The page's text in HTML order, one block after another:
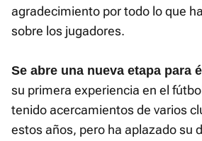
agradecimiento por todo lo que
sobre los jugadores.
Se abre una nueva etapa para
su primera experiencia en el
tenido acercamientos de varios
estos años, pero ha aplazado su